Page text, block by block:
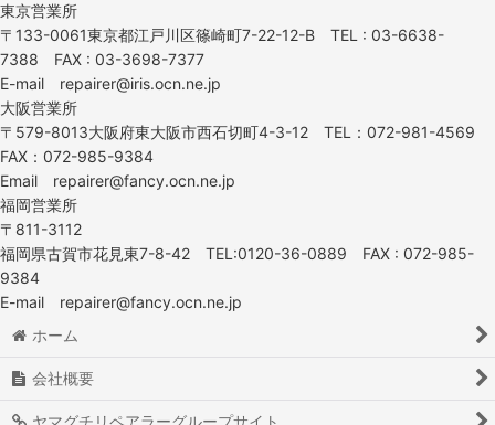
東京営業所
〒133-0061東京都江戸川区篠崎町7-22-12-B TEL : 03-6638-
7388 FAX : 03-3698-7377
E-mail repairer@iris.ocn.ne.jp
大阪営業所
〒579-8013大阪府東大阪市西石切町4-3-12 TEL：072-981-4569
FAX：072-985-9384
Email repairer@fancy.ocn.ne.jp
福岡営業所
〒811-3112
福岡県古賀市花見東7-8-42 TEL:0120-36-0889 FAX : 072-985-
9384
E-mail repairer@fancy.ocn.ne.jp
ホーム
会社概要
ヤマグチリペアラーグループサイト